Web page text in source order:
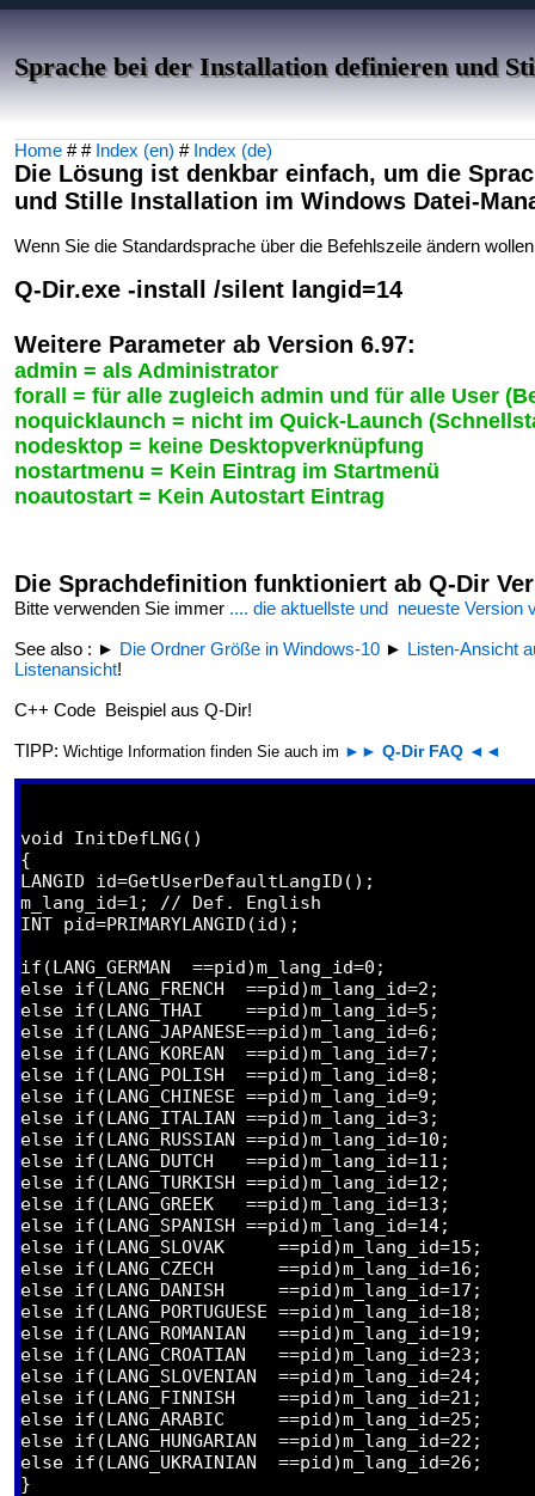
Sprache bei der Installation definieren und
Home # # Index (en) # Index (de)
Die Lösung ist denkbar einfach, um die
und Stille Installation im Windows Datei-
Wenn Sie die Standardsprache über die Befehlszeile ändern
Q-Dir.exe -install /silent langid=14
Weitere Parameter ab Version 6.97:
admin = als Administrator
forall = für alle zugleich admin und für alle User
noquicklaunch = nicht im Quick-Launch
nodesktop = keine Desktopverknüpfung
nostartmenu = Kein Eintrag im Startmenü
noautostart = Kein Autostart Eintrag
Die Sprachdefinition funktioniert ab Q-Dir
Bitte verwenden Sie immer .... die aktuellste und neueste Version
See also : ► Die Ordner Größe in Windows-10 ► Listen-Ansicht
Listenansicht!
C++ Code Beispiel aus Q-Dir!
TIPP: Wichtige Information finden Sie auch im ►► Q-Dir FAQ ◄◄
void InitDefLNG()
{
LANGID id=GetUserDefaultLangID();
m_lang_id=1; // Def. English
INT pid=PRIMARYLANGID(id);
if(LANG_GERMAN  ==pid)m_lang_id=0;
else if(LANG_FRENCH  ==pid)m_lang_id=2;
else if(LANG_THAI    ==pid)m_lang_id=5;
else if(LANG_JAPANESE==pid)m_lang_id=6;
else if(LANG_KOREAN  ==pid)m_lang_id=7;
else if(LANG_POLISH  ==pid)m_lang_id=8;
else if(LANG_CHINESE ==pid)m_lang_id=9;
else if(LANG_ITALIAN ==pid)m_lang_id=3;
else if(LANG_RUSSIAN ==pid)m_lang_id=10;
else if(LANG_DUTCH   ==pid)m_lang_id=11;
else if(LANG_TURKISH ==pid)m_lang_id=12;
else if(LANG_GREEK   ==pid)m_lang_id=13;
else if(LANG_SPANISH ==pid)m_lang_id=14;
else if(LANG_SLOVAK     ==pid)m_lang_id=15;
else if(LANG_CZECH      ==pid)m_lang_id=16;
else if(LANG_DANISH     ==pid)m_lang_id=17;
else if(LANG_PORTUGUESE ==pid)m_lang_id=18;
else if(LANG_ROMANIAN   ==pid)m_lang_id=19;
else if(LANG_CROATIAN   ==pid)m_lang_id=23;
else if(LANG_SLOVENIAN  ==pid)m_lang_id=24;
else if(LANG_FINNISH    ==pid)m_lang_id=21;
else if(LANG_ARABIC     ==pid)m_lang_id=25;
else if(LANG_HUNGARIAN  ==pid)m_lang_id=22;
else if(LANG_UKRAINIAN  ==pid)m_lang_id=26;
}